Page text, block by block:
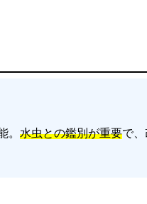
。 水虫との鑑別が重要で